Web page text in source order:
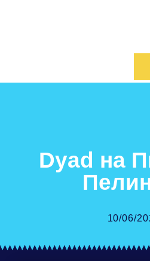
Dyad на
10/06/